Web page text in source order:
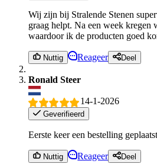
Wij zijn bij Stralende Stenen
graag helpt. Na een week kregen
waardoor ik de producten goed
Nuttig Reageer Deel
Ronald Steer
14-1-2026
Geverifieerd
Eerste keer een bestelling
Nuttig Reageer Deel